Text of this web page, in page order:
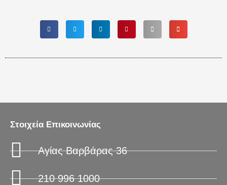
Στοιχεία Επικοινωνίας
Αγίας Βαρβάρας 36
210 996 1000